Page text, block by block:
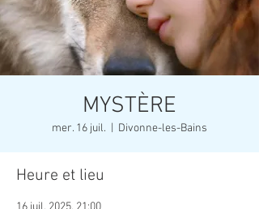
MYSTÈRE
mer. 16 juil. Divonne-les-Bains
Heure et lieu